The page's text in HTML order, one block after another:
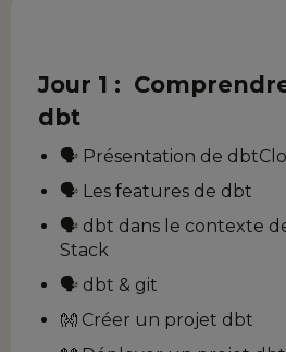
Jour 1 :
dbt
🗣️ Présentation de
🗣️ Les features de dbt
🗣️ dbt dans le contexte
Stack
🗣️ dbt & git
👐 Créer un projet dbt